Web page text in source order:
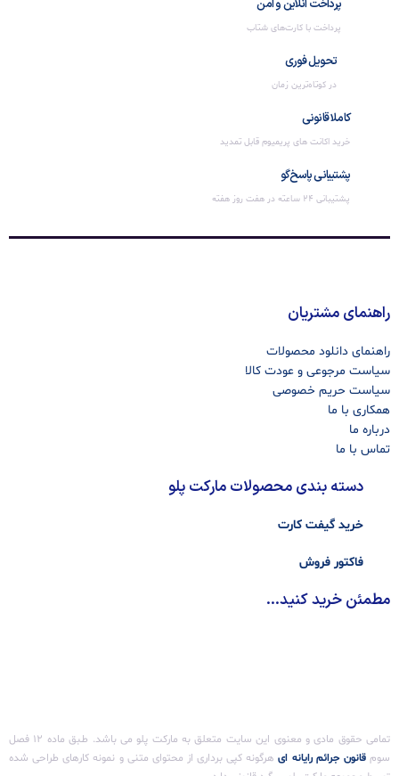
پرداخت آنلاین و امن
پرداخت با کارت‌های شتاب
تحویل فوری
در کوتاه‌ترین زمان
کاملا قانونی
خرید اکانت های پریمیوم قابل تمدید
پشتیبانی پاسخ‌گو
پشتیبانی 24 ساعته در هفت روز هفته
راهنمای مشتریان
راهنمای دانلود محصولات
سیاست مرجوعی و عودت کالا
سیاست حریم خصوصی
همکاری با ما
درباره ما
تماس با ما
دسته بندی محصولات مارکت پلو
خرید گیفت کارت
فاکتور فروش
مطمئن خرید کنید...
تمامی حقوق مادی و معنوی این سایت متعلق به مارکت پلو می باشد. طـبق ماده ۱۲ فصل
سوم ‌قانون جرائم رایانه ایهرگونه کپی برداری از محتوای متنی و نمونه کارهای طراحی شده